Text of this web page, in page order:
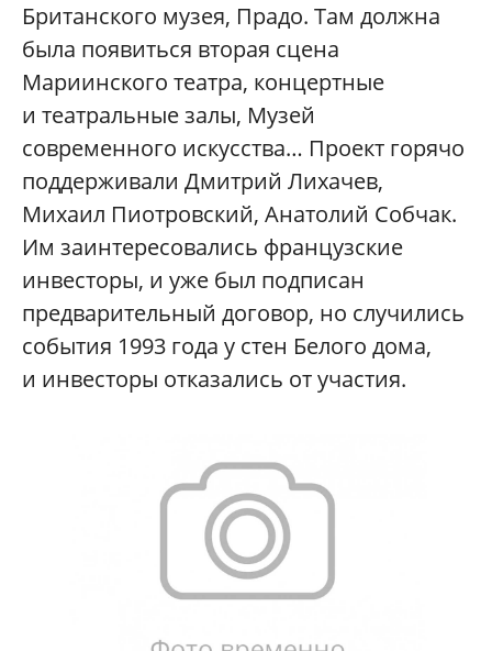
Британского музея, Прадо. Там должна
была появиться вторая сцена
Мариинского театра, концертные
и театральные залы, Музей
современного искусства… Проект горячо
поддерживали Дмитрий Лихачев,
Михаил Пиотровский, Анатолий Собчак.
Им заинтересовались французские
инвесторы, и уже был подписан
предварительный договор, но случились
события 1993 года у стен Белого дома,
и инвесторы отказались от участия.